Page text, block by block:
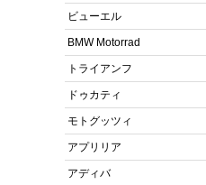
ビューエル
BMW Motorrad
トライアンフ
ドゥカティ
モトグッツィ
アプリリア
アディバ